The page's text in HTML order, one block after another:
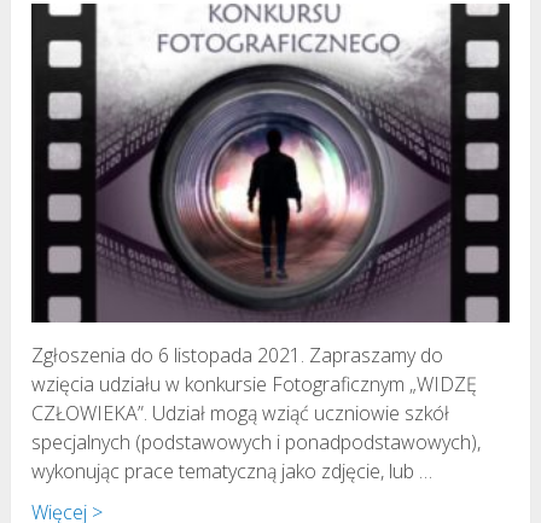
Zgłoszenia do 6 listopada 2021. Zapraszamy do
wzięcia udziału w konkursie Fotograficznym „WIDZĘ
CZŁOWIEKA”. Udział mogą wziąć uczniowie szkół
specjalnych (podstawowych i ponadpodstawowych),
wykonując prace tematyczną jako zdjęcie, lub …
Więcej >